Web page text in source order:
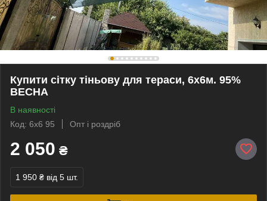
Купити сітку тіньову для тераси, 6х6м. 95%
ВЕСНА
В наявності
Код: 6х6 95
Опт і роздріб
2 050 ₴
1 950 ₴ від 5 шт.